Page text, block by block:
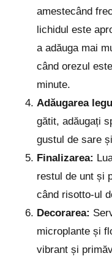
amestecând
lichidul este
a adăuga mai
când orezul
minute.
Adăugarea
gătit, adăugați
gustul de sare
Finalizarea:
restul de unt și
când risotto-ul
Decorarea:
microplante și
vibrant și